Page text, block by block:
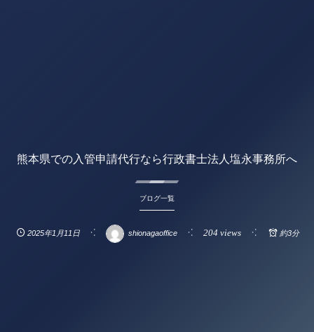
熊本県での入管申請代行なら行政書士法人塩永事務所へ
ブログ一覧
2025年1月11日 shionagaoffice 204 views 約3分